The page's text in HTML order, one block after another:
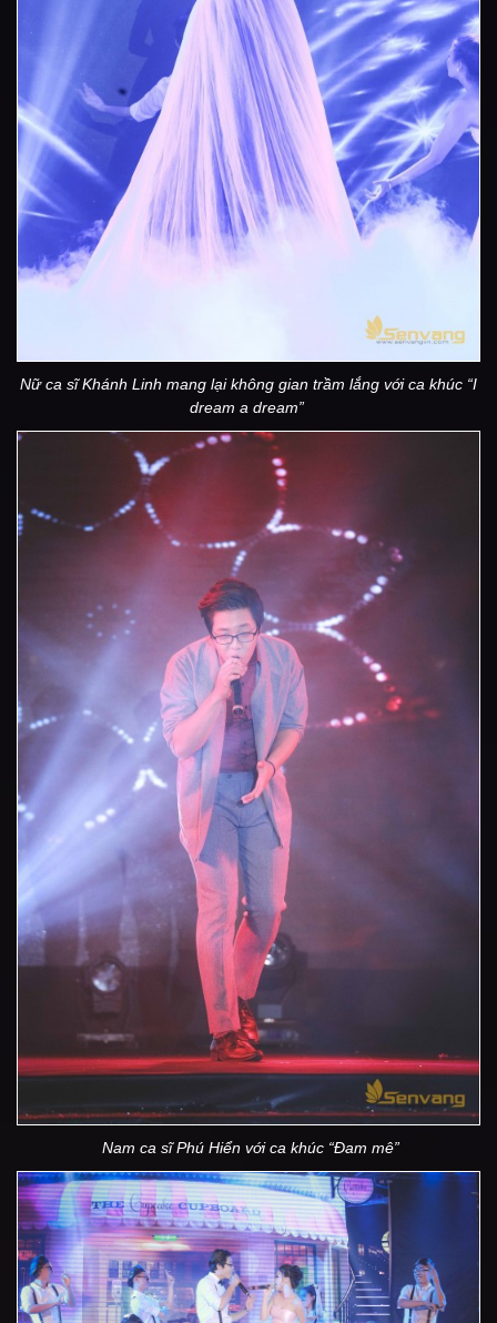
Nữ ca sĩ Khánh Linh mang lại không gian trầm lắng với ca khúc “I
dream a dream”
Nam ca sĩ Phú Hiển với ca khúc “Đam mê”